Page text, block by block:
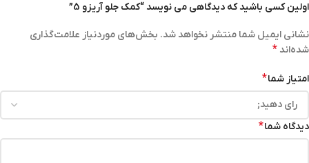
اولین کسی باشید که دیدگاهی می نویسد “کمک جلو آریزو 5”
نشانی ایمیل شما منتشر نخواهد شد. بخش‌های موردنیاز علامت‌گذاری
شده‌اند *
امتیاز شما*
دیدگاه شما*